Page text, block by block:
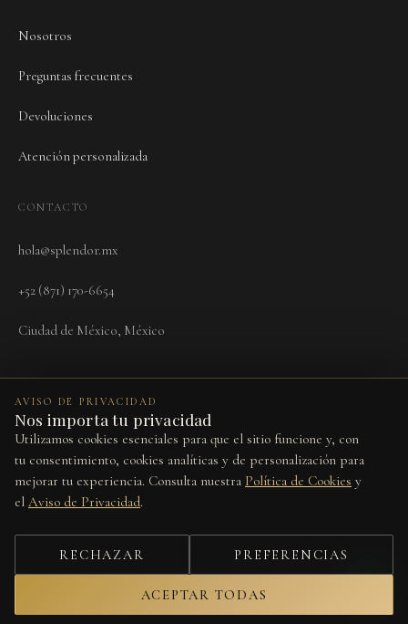
Nosotros
Preguntas frecuentes
Devoluciones
Atención personalizada
CONTACTO
hola@splendor.mx
+52 (871) 170-6654
Ciudad de México, México
TérminosAviso de Privacidad CookiesDevolucionesPreferencias de cookies
Este sitio está protegido por reCAPTCHA y se aplican laPolítica de
Privacidad
© 2026 Splendor Vita. Todos los derechos reservados.
AVISO DE PRIVACIDAD
Nos importa tu privacidad
Utilizamos cookies esenciales para que el sitio funcione y, con
tu consentimiento, cookies analíticas y de personalización para
mejorar tu experiencia. Consulta nuestra Política de Cookies y
el Aviso de Privacidad.
RECHAZAR PREFERENCIAS
ACEPTAR TODAS